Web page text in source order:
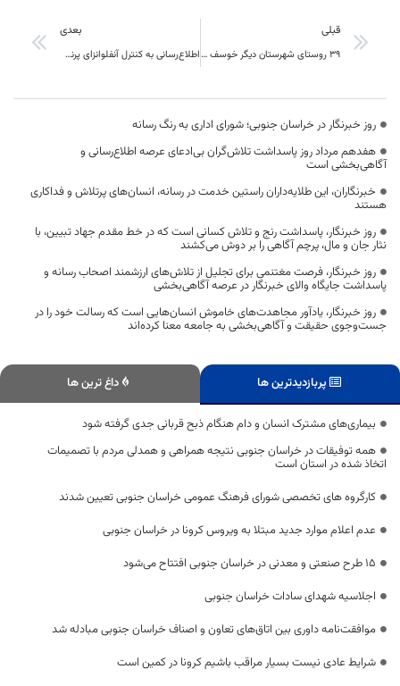
قبلی
۳۹ روستای شهرستان دیگر خوسف از نعمت گاز بهره مند شدند
بعدی
اطلاع‌رسانی به کنترل آنفلوانزای پرندگان در خراسان جنوبی کمک کرد
روز خبرنگار در خراسان جنوبی؛ شورای اداری به رنگ رسانه
هفدهم مرداد روز پاسداشت تلاش‌گران بی‌ادعای عرصه اطلاع‌رسانی و
آگاهی‌بخشی است
خبرنگاران، این طلایه‌داران راستین خدمت در رسانه، انسان‌های پرتلاش و فداکاری
هستند
روز خبرنگار، پاسداشت رنج و تلاش کسانی است که در خط مقدم جهاد تبیین، با
نثار جان و مال، پرچم آگاهی را بر دوش می‌کشند
روز خبرنگار، فرصت مغتنمی برای تجلیل از تلاش‌های ارزشمند اصحاب رسانه و
پاسداشت جایگاه والای خبرنگار در عرصه آگاهی‌بخشی
روز خبرنگار، یادآور مجاهدت‌های خاموش انسان‌هایی است که رسالت خود را در
جست‌وجوی حقیقت و آگاهی‌بخشی به جامعه معنا کرده‌اند
پربازدیدترین ها داغ ترین ها
بیماری‌های مشترک انسان و دام هنگام ذبح قربانی جدی گرفته شود
همه توفیقات در خراسان جنوبی نتیجه همراهی و همدلی مردم با تصمیمات
اتخاذ شده در استان است
کارگروه های تخصصی شورای فرهنگ عمومی خراسان جنوبی تعیین شدند
عدم اعلام موارد جدید مبتلا به ویروس کرونا در خراسان جنوبی
۱۵ طرح صنعتی و معدنی در خراسان جنوبی افتتاح می‌شود
اجلاسیه شهدای سادات خراسان جنوبی
موافقت‌نامه داوری بین اتاق‌های تعاون و اصناف خراسان جنوبی مبادله شد
شرایط عادی نیست بسیار مراقب باشیم کرونا در کمین است